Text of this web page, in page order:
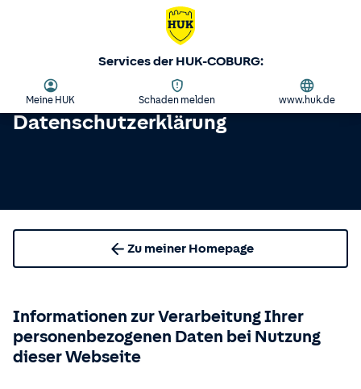
Services der HUK-COBURG:
Meine HUK Schaden melden www.huk.de
Datenschutzerklärung
Zu meiner Homepage
Informationen zur Verarbeitung Ihrer
personenbezogenen Daten bei Nutzung
dieser Webseite